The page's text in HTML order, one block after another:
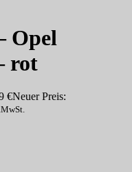
Opel
rot
€Neuer Preis: